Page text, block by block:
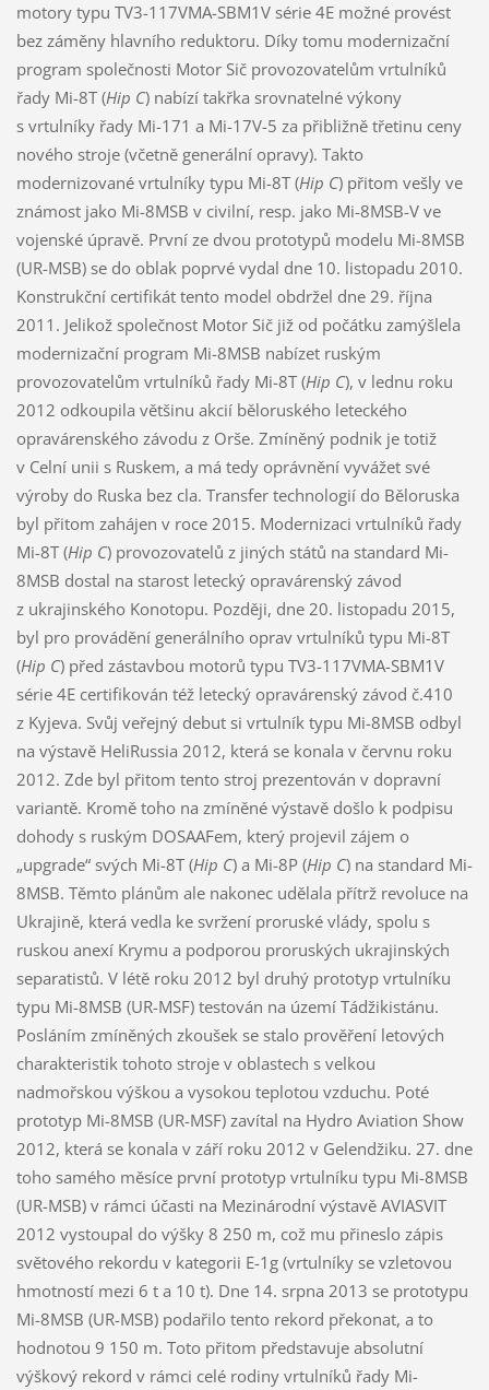
motory typu TV3-117VMA-SBM1V série 4E možné provést
bez záměny hlavního reduktoru. Díky tomu modernizační
program společnosti Motor Sič provozovatelům vrtulníků
řady Mi-8T (Hip C) nabízí takřka srovnatelné výkony
s vrtulníky řady Mi-171 a Mi-17V-5 za přibližně třetinu ceny
nového stroje (včetně generální opravy). Takto
modernizované vrtulníky typu Mi-8T (Hip C) přitom vešly ve
známost jako Mi-8MSB v civilní, resp. jako Mi-8MSB-V ve
vojenské úpravě. První ze dvou prototypů modelu Mi-8MSB
(UR-MSB) se do oblak poprvé vydal dne 10. listopadu 2010.
Konstrukční certifikát tento model obdržel dne 29. října
2011. Jelikož společnost Motor Sič již od počátku zamýšlela
modernizační program Mi-8MSB nabízet ruským
provozovatelům vrtulníků řady Mi-8T (Hip C), v lednu roku
2012 odkoupila většinu akcií běloruského leteckého
opravárenského závodu z Orše. Zmíněný podnik je totiž
v Celní unii s Ruskem, a má tedy oprávnění vyvážet své
výroby do Ruska bez cla. Transfer technologií do Běloruska
byl přitom zahájen v roce 2015. Modernizaci vrtulníků řady
Mi-8T (Hip C) provozovatelů z jiných států na standard Mi-
8MSB dostal na starost letecký opravárenský závod
z ukrajinského Konotopu. Později, dne 20. listopadu 2015,
byl pro provádění generálního oprav vrtulníků typu Mi-8T
(Hip C) před zástavbou motorů typu TV3-117VMA-SBM1V
série 4E certifikován též letecký opravárenský závod č.410
z Kyjeva. Svůj veřejný debut si vrtulník typu Mi-8MSB odbyl
na výstavě HeliRussia 2012, která se konala v červnu roku
2012. Zde byl přitom tento stroj prezentován v dopravní
variantě. Kromě toho na zmíněné výstavě došlo k podpisu
dohody s ruským DOSAAFem, který projevil zájem o
„upgrade“ svých Mi-8T (Hip C) a Mi-8P (Hip C) na standard Mi-
8MSB. Těmto plánům ale nakonec udělala přítrž revoluce na
Ukrajině, která vedla ke svržení proruské vlády, spolu s
ruskou anexí Krymu a podporou proruských ukrajinských
separatistů. V létě roku 2012 byl druhý prototyp vrtulníku
typu Mi-8MSB (UR-MSF) testován na území Tádžikistánu.
Posláním zmíněných zkoušek se stalo prověření letových
charakteristik tohoto stroje v oblastech s velkou
nadmořskou výškou a vysokou teplotou vzduchu. Poté
prototyp Mi-8MSB (UR-MSF) zavítal na Hydro Aviation Show
2012, která se konala v září roku 2012 v Gelendžiku. 27. dne
toho samého měsíce první prototyp vrtulníku typu Mi-8MSB
(UR-MSB) v rámci účasti na Mezinárodní výstavě AVIASVIT
2012 vystoupal do výšky 8 250 m, což mu přineslo zápis
světového rekordu v kategorii E-1g (vrtulníky se vzletovou
hmotností mezi 6 t a 10 t). Dne 14. srpna 2013 se prototypu
Mi-8MSB (UR-MSB) podařilo tento rekord překonat, a to
hodnotou 9 150 m. Toto přitom představuje absolutní
výškový rekord v rámci celé rodiny vrtulníků řady Mi-